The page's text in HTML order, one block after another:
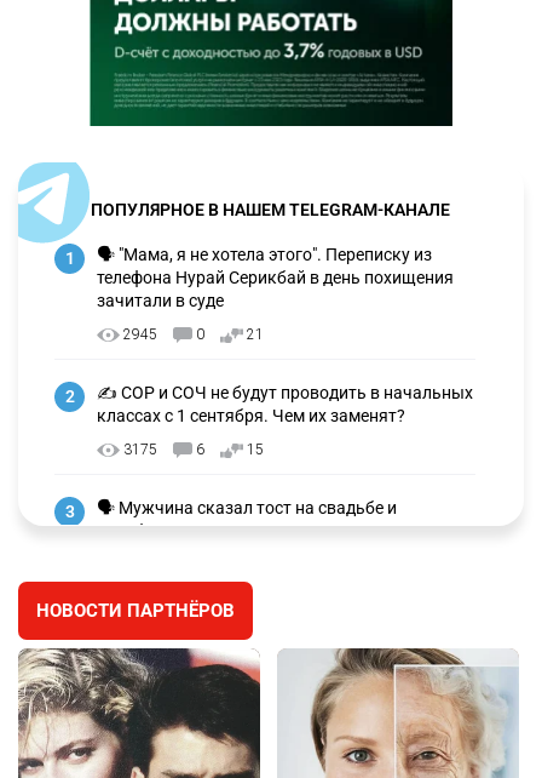
ПОПУЛЯРНОЕ В НАШЕМ TELEGRAM-КАНАЛЕ
1
🗣 "Мама, я не хотела этого". Переписку из
телефона Нурай Серикбай в день похищения
зачитали в суде
2945 0 21
2
✍️ СОР и СОЧ не будут проводить в начальных
классах с 1 сентября. Чем их заменят?
3175 6 15
3
🗣 Мужчина сказал тост на свадьбе и
заработал уголовное дело
⚠️ Доброе утро, друзья! Предлагаем обзор
главных новостей за 4 августа
2718 0 1
5
🗣Глава государства направил телеграмму
соболезнования родным и близким Халық
НОВОСТИ ПАРТНЁРОВ